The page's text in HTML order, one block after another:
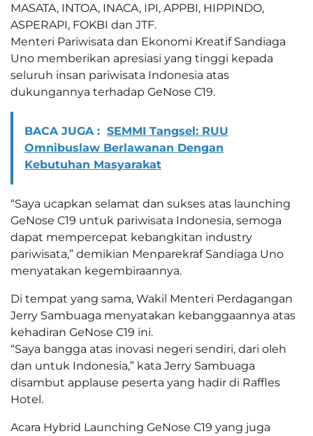
MASATA, INTOA, INACA, IPI, APPBI, HIPPINDO,
ASPERAPI, FOKBI dan JTF.
Menteri Pariwisata dan Ekonomi Kreatif Sandiaga
Uno memberikan apresiasi yang tinggi kepada
seluruh insan pariwisata Indonesia atas
dukungannya terhadap GeNose C19.
BACA JUGA : SEMMI Tangsel: RUU
Omnibuslaw Berlawanan Dengan
Kebutuhan Masyarakat
“Saya ucapkan selamat dan sukses atas launching
GeNose C19 untuk pariwisata Indonesia, semoga
dapat mempercepat kebangkitan industry
pariwisata,” demikian Menparekraf Sandiaga Uno
menyatakan kegembiraannya.
Di tempat yang sama, Wakil Menteri Perdagangan
Jerry Sambuaga menyatakan kebanggaannya atas
kehadiran GeNose C19 ini.
“Saya bangga atas inovasi negeri sendiri, dari oleh
dan untuk Indonesia,” kata Jerry Sambuaga
disambut applause peserta yang hadir di Raffles
Hotel.
Acara Hybrid Launching GeNose C19 yang juga